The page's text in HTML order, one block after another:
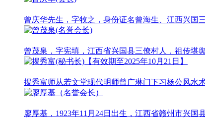
曾庆华先生，字牧之，身份证名曾海生、江西兴国
曾茂泉，字宪填，江西省兴国县三僚村人，祖传堪
揭秀富师从若文堂现代明师曾广琳门下习杨公风水
廖厚基，1923年11月24日出生，江西省赣州市兴